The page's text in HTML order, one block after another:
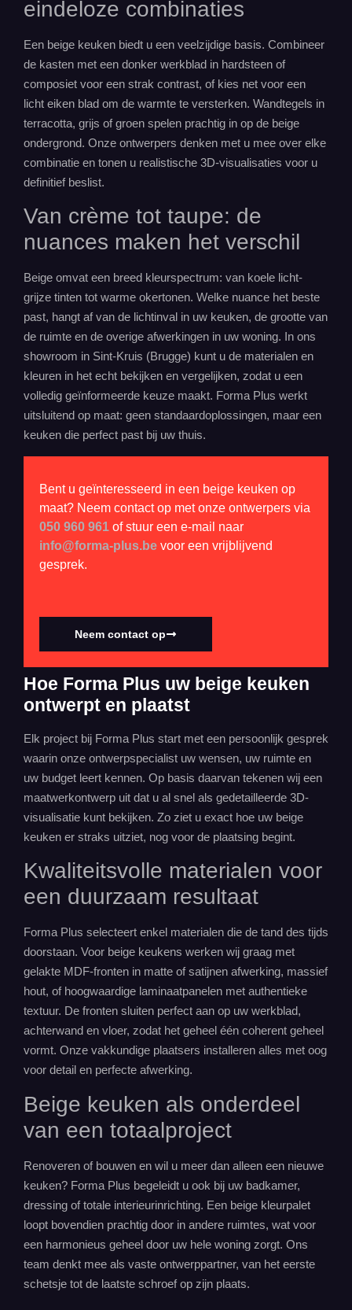
eindeloze combinaties
Een beige keuken biedt u een veelzijdige basis. Combineer
de kasten met een donker werkblad in hardsteen of
composiet voor een strak contrast, of kies net voor een
licht eiken blad om de warmte te versterken. Wandtegels in
terracotta, grijs of groen spelen prachtig in op de beige
ondergrond. Onze ontwerpers denken met u mee over elke
combinatie en tonen u realistische 3D-visualisaties voor u
definitief beslist.
Van crème tot taupe: de
nuances maken het verschil
Beige omvat een breed kleurspectrum: van koele licht-
grijze tinten tot warme okertonen. Welke nuance het beste
past, hangt af van de lichtinval in uw keuken, de grootte van
de ruimte en de overige afwerkingen in uw woning. In ons
showroom in Sint-Kruis (Brugge) kunt u de materialen en
kleuren in het echt bekijken en vergelijken, zodat u een
volledig geïnformeerde keuze maakt. Forma Plus werkt
uitsluitend op maat: geen standaardoplossingen, maar een
keuken die perfect past bij uw thuis.
Bent u geïnteresseerd in een beige keuken op
maat? Neem contact op met onze ontwerpers via
050 960 961 of stuur een e-mail naar
info@forma-plus.be voor een vrijblijvend
gesprek.
Neem contact op
Hoe Forma Plus uw beige keuken
ontwerpt en plaatst
Elk project bij Forma Plus start met een persoonlijk gesprek
waarin onze ontwerpspecialist uw wensen, uw ruimte en
uw budget leert kennen. Op basis daarvan tekenen wij een
maatwerkontwerp uit dat u al snel als gedetailleerde 3D-
visualisatie kunt bekijken. Zo ziet u exact hoe uw beige
keuken er straks uitziet, nog voor de plaatsing begint.
Kwaliteitsvolle materialen voor
een duurzaam resultaat
Forma Plus selecteert enkel materialen die de tand des tijds
doorstaan. Voor beige keukens werken wij graag met
gelakte MDF-fronten in matte of satijnen afwerking, massief
hout, of hoogwaardige laminaatpanelen met authentieke
textuur. De fronten sluiten perfect aan op uw werkblad,
achterwand en vloer, zodat het geheel één coherent geheel
vormt. Onze vakkundige plaatsers installeren alles met oog
voor detail en perfecte afwerking.
Beige keuken als onderdeel
van een totaalproject
Renoveren of bouwen en wil u meer dan alleen een nieuwe
keuken? Forma Plus begeleidt u ook bij uw badkamer,
dressing of totale interieurinrichting. Een beige kleurpalet
loopt bovendien prachtig door in andere ruimtes, wat voor
een harmonieus geheel door uw hele woning zorgt. Ons
team denkt mee als vaste ontwerppartner, van het eerste
schetsje tot de laatste schroef op zijn plaats.